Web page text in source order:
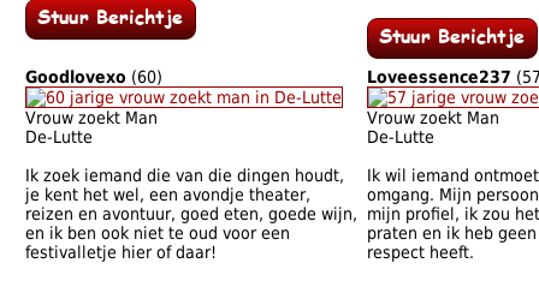
Goodlovexo (60)
Vrouw zoekt Man
De-Lutte
Ik zoek iemand die van die dingen houdt,
je kent het wel, een avondje theater,
reizen en avontuur, goed eten, goede wijn,
en ik ben ook niet te oud voor een
festivalletje hier of daar!
Loveessence237
Vrouw zoekt Man
De-Lutte
Ik wil iemand
omgang. Mijn
mijn profiel, ik zou
praten en ik heb
respect heeft.